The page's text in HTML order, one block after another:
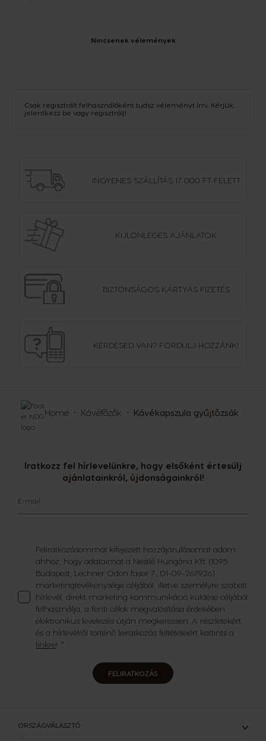
Nincsenek vélemények
Csak regisztrált felhasználóként tudsz véleményt írni. Kérjük,
jelentkezz be vagy regisztrálj!
INGYENES SZÁLLÍTÁS17 000 FT FELETT
KÜLÖNLEGES AJÁNLATOK
BIZTONSÁGOS KÁRTYÁS FIZETÉS
KÉRDÉSED VAN? FORDULJ HOZZÁNK!
Iratkozz fel hírlevelünkre, hogy elsőként értesülj
ajánlatainkról, újdonságainkról!
E-mail
Feliratkozásommal kifejezett hozzájárulásomat adom
ahhoz, hogy adataimat a Nestlé Hungária Kft. (1095
Budapest, Lechner Ödön fasor 7., 01-09-267926)
marketingtevékenysége céljából, illetve személyre szabott
hírlevél, direkt marketing kommunikáció küldése céljából
felhasználja, a fenti célok megvalósítása érdekében
elektronikus levelezés útján megkeressen. A részletekért
és a hírlevélről történő leiratkozás feltételeiért kattints a
linkre!
FELIRATKOZÁS
Home Kávéfőzők Kávékapszula gyűjtőzsák
ORSZÁGVÁLASZTÓ